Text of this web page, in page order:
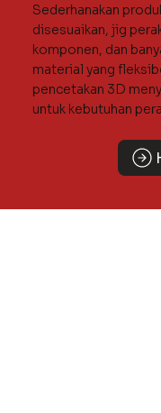
Sederhanakan
disesuaikan, jig
komponen, dan
material yang
pencetakan 3D
untuk kebutuhan